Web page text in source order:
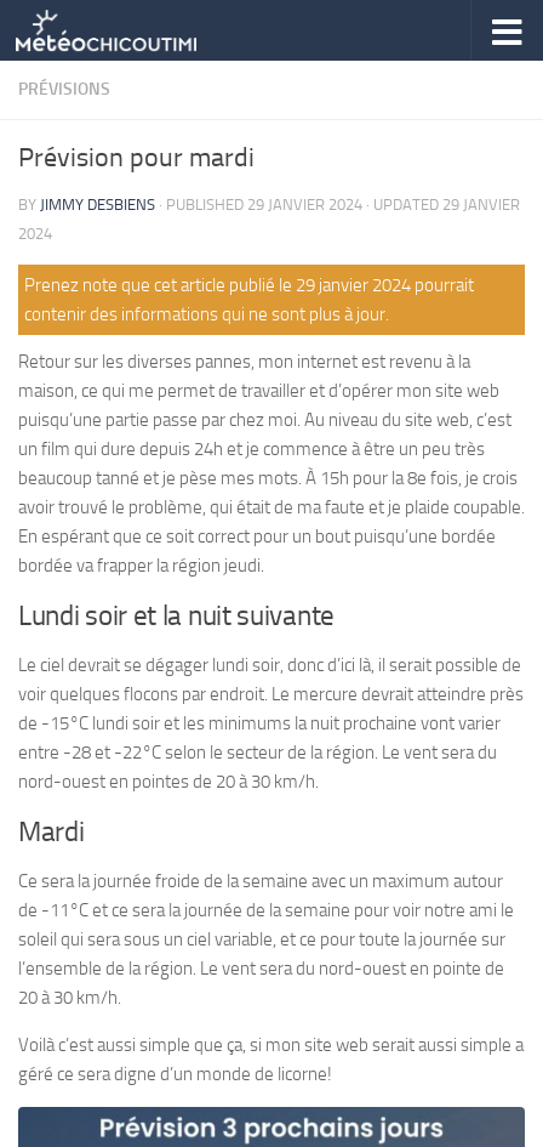
Skip to content
PRÉVISIONS
Prévision pour mardi
BY JIMMY DESBIENS · PUBLISHED 29 JANVIER 2024 · UPDATED 29 JANVIER
2024
Prenez note que cet article publié le 29 janvier 2024 pourrait
contenir des informations qui ne sont plus à jour.
Retour sur les diverses pannes, mon internet est revenu à la
maison, ce qui me permet de travailler et d’opérer mon site web
puisqu’une partie passe par chez moi. Au niveau du site web, c’est
un film qui dure depuis 24h et je commence à être un peu très
beaucoup tanné et je pèse mes mots. À 15h pour la 8e fois, je crois
avoir trouvé le problème, qui était de ma faute et je plaide coupable.
En espérant que ce soit correct pour un bout puisqu’une bordée
bordée va frapper la région jeudi.
Lundi soir et la nuit suivante
Le ciel devrait se dégager lundi soir, donc d’ici là, il serait possible de
voir quelques flocons par endroit. Le mercure devrait atteindre près
de -15°C lundi soir et les minimums la nuit prochaine vont varier
entre -28 et -22°C selon le secteur de la région. Le vent sera du
nord-ouest en pointes de 20 à 30 km/h.
Mardi
Ce sera la journée froide de la semaine avec un maximum autour
de -11°C et ce sera la journée de la semaine pour voir notre ami le
soleil qui sera sous un ciel variable, et ce pour toute la journée sur
l’ensemble de la région. Le vent sera du nord-ouest en pointe de
20 à 30 km/h.
Voilà c’est aussi simple que ça, si mon site web serait aussi simple a
géré ce sera digne d’un monde de licorne!